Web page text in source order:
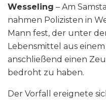
Wesseling – Am
nahmen Polizisten in
Mann fest, der unter
Lebensmittel aus
anschließend einen
bedroht zu haben.
Der Vorfall ereignete